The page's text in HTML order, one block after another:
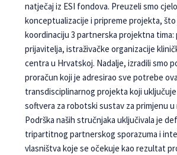
natječaj iz ESI fondova. Preuzeli smo
konceptualizacije i pripreme projekta,
koordinaciju 3 partnerska projektna tima:
prijavitelja, istraživačke organizacije
centra u Hrvatskoj. Nadalje, izradili smo
proračun koji je adresirao sve potrebe
transdisciplinarnog projekta koji
softvera za robotski sustav za primjenu
Podrška naših stručnjaka uključivala je
tripartitnog partnerskog sporazuma i
vlasništva koje se očekuje kao rezultat